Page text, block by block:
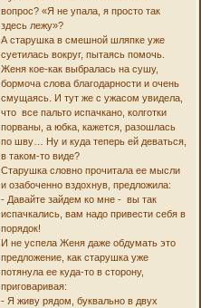
вопрос? «Я не упала, я просто так
здесь лежу»?
А старушка в смешной шляпке уже
суетилась вокруг, пытаясь помочь.
Женя кое-как выбралась на сушу,
бормоча слова благодарности и очень
смущаясь. И тут же с ужасом увидела,
что все пальто испачкано, колготки
порваны, а юбка, кажется, разошлась
по шву… Ну и куда теперь ей деваться,
в таком-то виде?
Старушка словно прочитала ее мысли
и озабоченно вздохнув, предложила:
- Давайте зайдем ко мне - вы так
испачкались, вам надо привести себя в
порядок!
И не успела Женя даже обдумать это
предложение, как старушка уже
потянула ее куда-то в сторону,
приговаривая:
- Я живу рядом, буквально в двух